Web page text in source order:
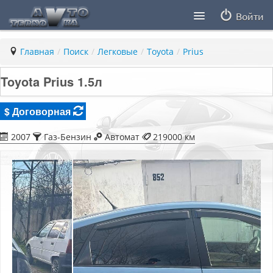
Войти
Статьи
ПДД ПМР
Главная / Поиск / Легковые / Toyota / Prius
Toyota Prius 1.5л
$ Договорная
2007 Газ-Бензин Автомат 219000 км